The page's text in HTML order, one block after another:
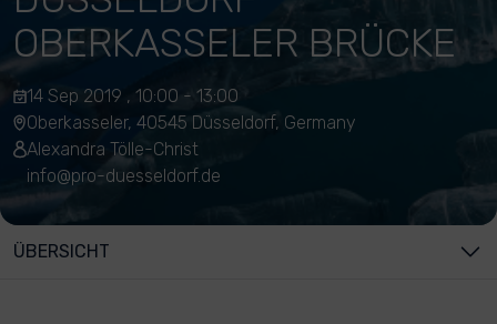
OBERKASSELER BRÜCKE
14 Sep 2019 , 10:00 - 13:00
Oberkasseler, 40545 Düsseldorf, Germany
Alexandra Tölle-Christ
info@pro-duesseldorf.de
ÜBERSICHT